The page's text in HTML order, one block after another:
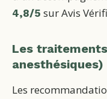
4,8/5 sur Avis
Les
anesthésiques)
Les